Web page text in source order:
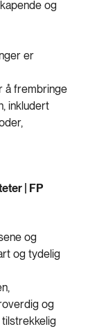
og
er
å frembringe
inkludert
| FP
og
og tydelig
og